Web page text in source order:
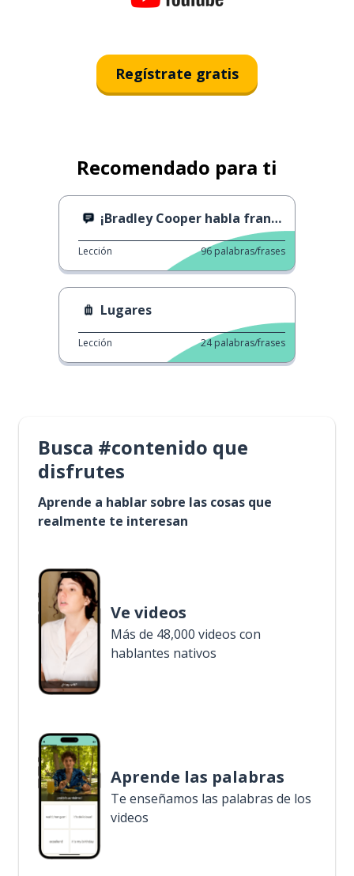
Regístrate gratis
Recomendado para ti
¡Bradley Cooper habla francés!
Lección 96 palabras/frases
Lugares
Lección 24 palabras/frases
Busca #contenido que
disfrutes
Aprende a hablar sobre las cosas que
realmente te interesan
Ve videos
Más de 48,000 videos con
hablantes nativos
Aprende las palabras
Te enseñamos las palabras de los
videos